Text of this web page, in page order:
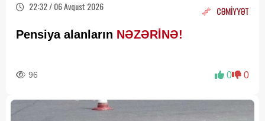
22:32 / 06 Avqust 2026 CƏMİYYƏT
Pensiya alanların NƏZƏRİNƏ!
96 0 0